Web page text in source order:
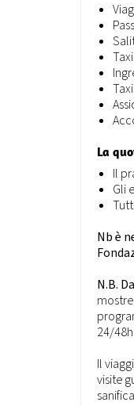
La
Il
Gli
Nb è
N.B.
24/
Il
visite